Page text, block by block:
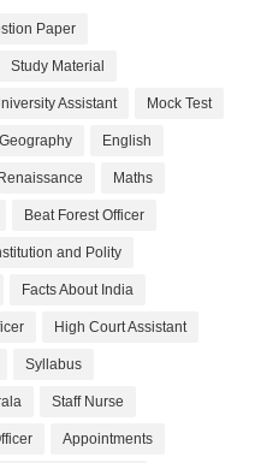
Paper
Study Material
Assistant Mock Test
Geography English
Maths
Beat Forest Officer
and Polity
Facts About India
High Court Assistant
Syllabus
Staff Nurse
Appointments